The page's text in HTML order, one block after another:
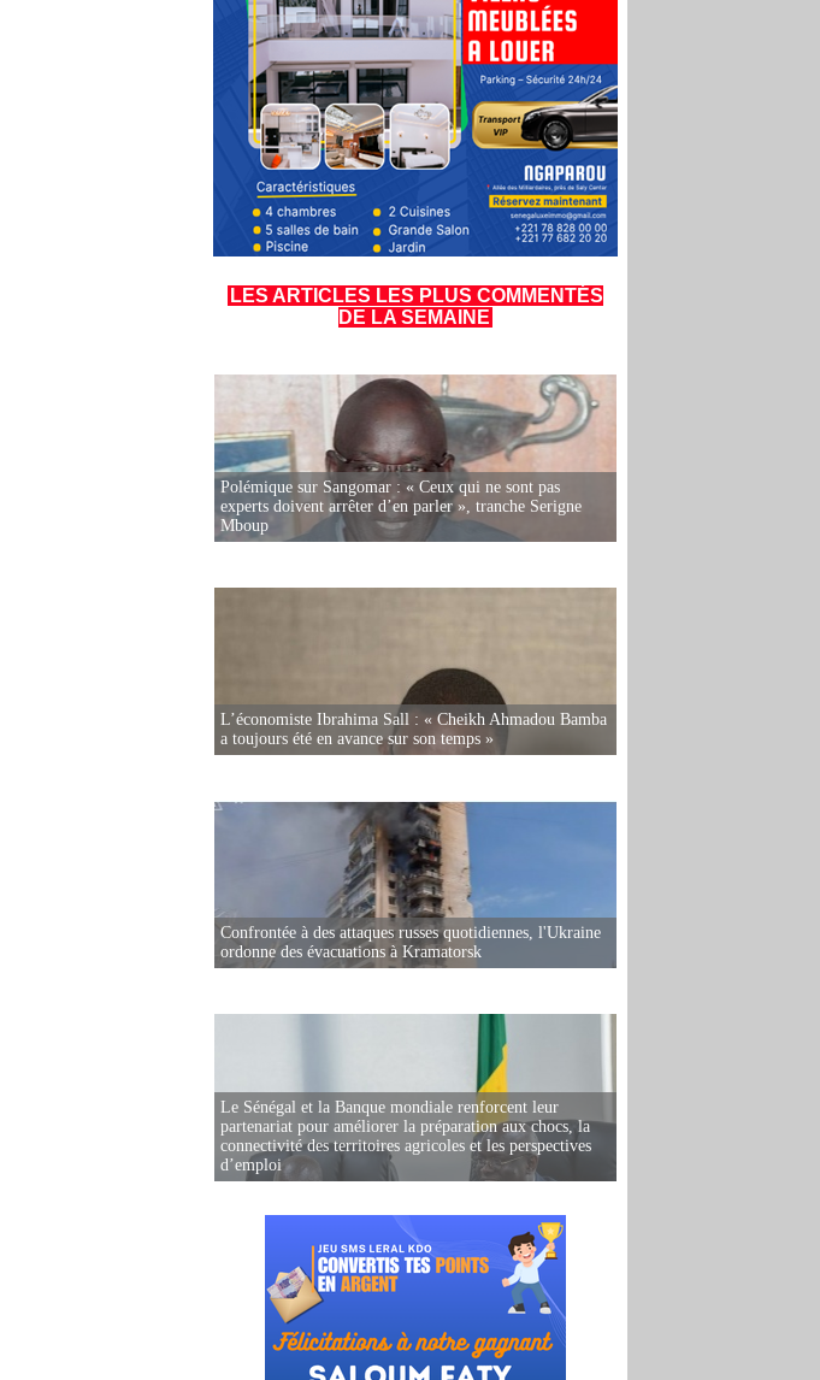
LES ARTICLES LES PLUS COMMENTÉS
DE LA SEMAINE
Polémique sur Sangomar : « Ceux qui ne sont pas
experts doivent arrêter d’en parler », tranche Serigne
Mboup
L’économiste Ibrahima Sall : « Cheikh Ahmadou Bamba
a toujours été en avance sur son temps »
Confrontée à des attaques russes quotidiennes, l'Ukraine
ordonne des évacuations à Kramatorsk
Le Sénégal et la Banque mondiale renforcent leur
partenariat pour améliorer la préparation aux chocs, la
connectivité des territoires agricoles et les perspectives
d’emploi